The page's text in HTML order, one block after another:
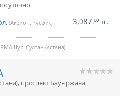
(Аквион, Русфик,
3,087.00 тг.
Нур-Султан (Астана)
, проспект Бауыржана